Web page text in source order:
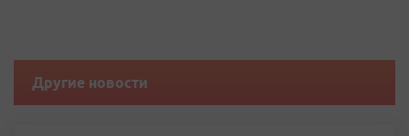
Другие новости